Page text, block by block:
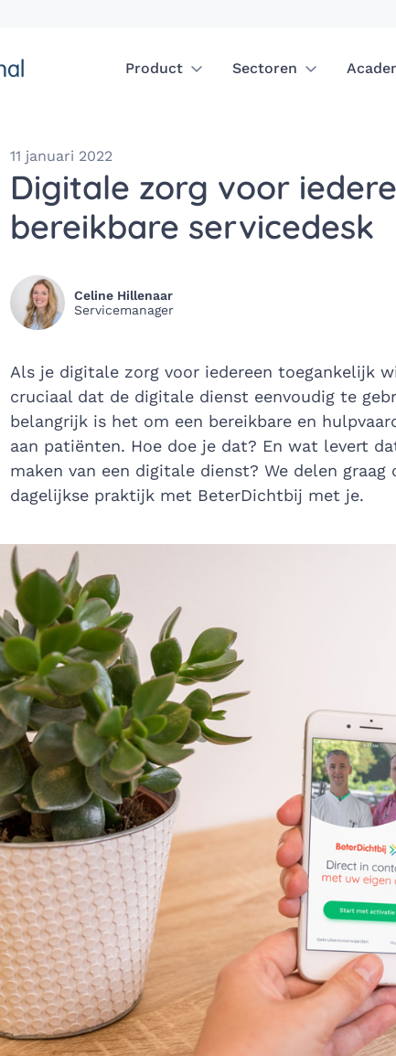
Product Sectoren
11 januari 2022
Digitale zorg voor
bereikbare servicedesk
Celine Hillenaar
Servicemanager
Als je digitale zorg voor iedereen toegankelijk
cruciaal dat de digitale dienst eenvoudig te
belangrijk is het om een bereikbare en
aan patiënten. Hoe doe je dat? En wat levert
maken van een digitale dienst? We delen graag
dagelijkse praktijk met BeterDichtbij met je.